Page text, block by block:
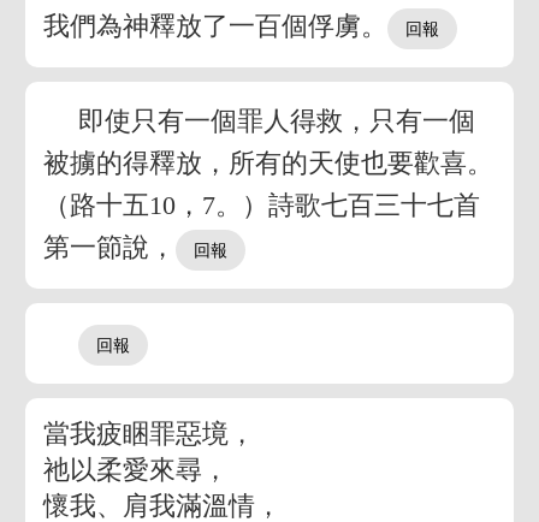
我們為神釋放了一百個俘虜。
即使只有一個罪人得救，只有一個
被擄的得釋放，所有的天使也要歡喜。
（路十五10，7。）詩歌七百三十七首
第一節說，
當我疲睏罪惡境，
祂以柔愛來尋，
懷我、肩我滿溫情，